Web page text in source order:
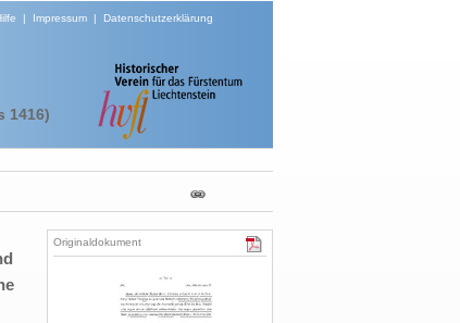
| Impressum| Datenschutzerklärung
1416)
Originaldokument